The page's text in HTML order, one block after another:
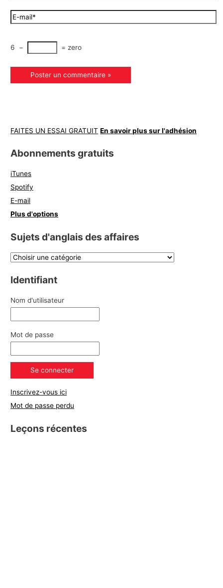
6 − = zero
FAITES UN ESSAI GRATUIT En savoir plus sur l'adhésion
Abonnements gratuits
iTunes
Spotify
E-mail
Plus d'options
Sujets d'anglais des affaires
Identifiant
Nom d'utilisateur
Mot de passe
Inscrivez-vous ici
Mot de passe perdu
Leçons récentes